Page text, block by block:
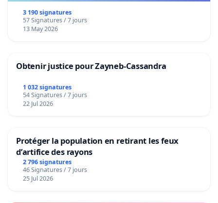
3 190 signatures
57 Signatures / 7 jours
13 May 2026
Obtenir justice pour Zayneb-Cassandra
1 032 signatures
54 Signatures / 7 jours
22 Jul 2026
Protéger la population en retirant les feux
d’artifice des rayons
2 796 signatures
46 Signatures / 7 jours
25 Jul 2026